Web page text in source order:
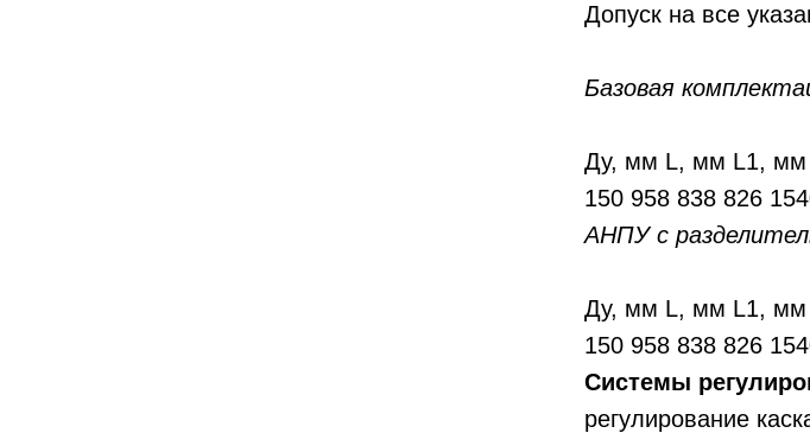
Допуск на все
Базовая
Ду, мм L, мм L1,
150 958 838 826
АНПУ с
Ду, мм L, мм L1,
150 958 838 826
Системы
регулирование